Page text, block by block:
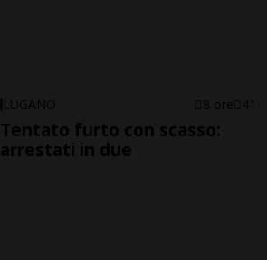
LUGANO 8 ore 41
Tentato furto con scasso:
arrestati in due